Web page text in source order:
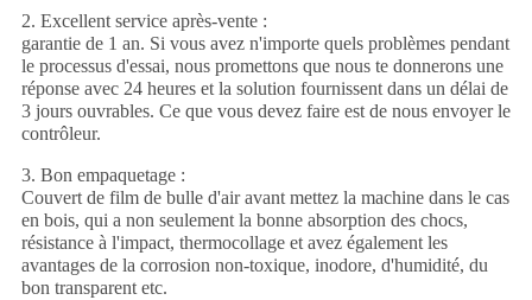
2. Excellent service après-vente :
garantie de 1 an. Si vous avez n'importe quels problèmes pendant
le processus d'essai, nous promettons que nous te donnerons une
réponse avec 24 heures et la solution fournissent dans un délai de
3 jours ouvrables. Ce que vous devez faire est de nous envoyer le
contrôleur.
3. Bon empaquetage :
Couvert de film de bulle d'air avant mettez la machine dans le cas
en bois, qui a non seulement la bonne absorption des chocs,
résistance à l'impact, thermocollage et avez également les
avantages de la corrosion non-toxique, inodore, d'humidité, du
bon transparent etc.